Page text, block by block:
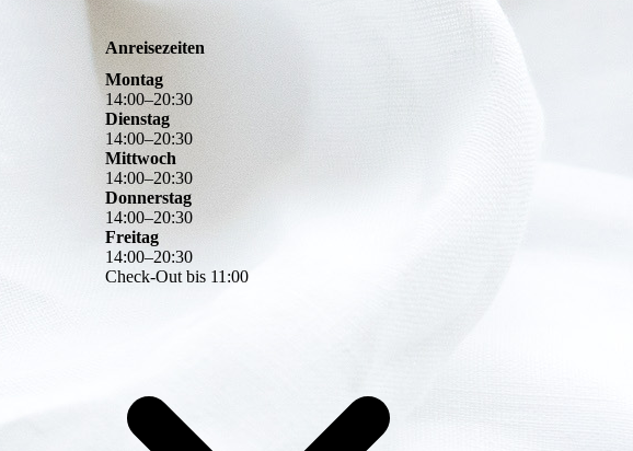
Anreisezeiten
Montag
14:00–20:30
Dienstag
14:00–20:30
Mittwoch
14:00–20:30
Donnerstag
14:00–20:30
Freitag
14:00–20:30
Check-Out bis 11:00